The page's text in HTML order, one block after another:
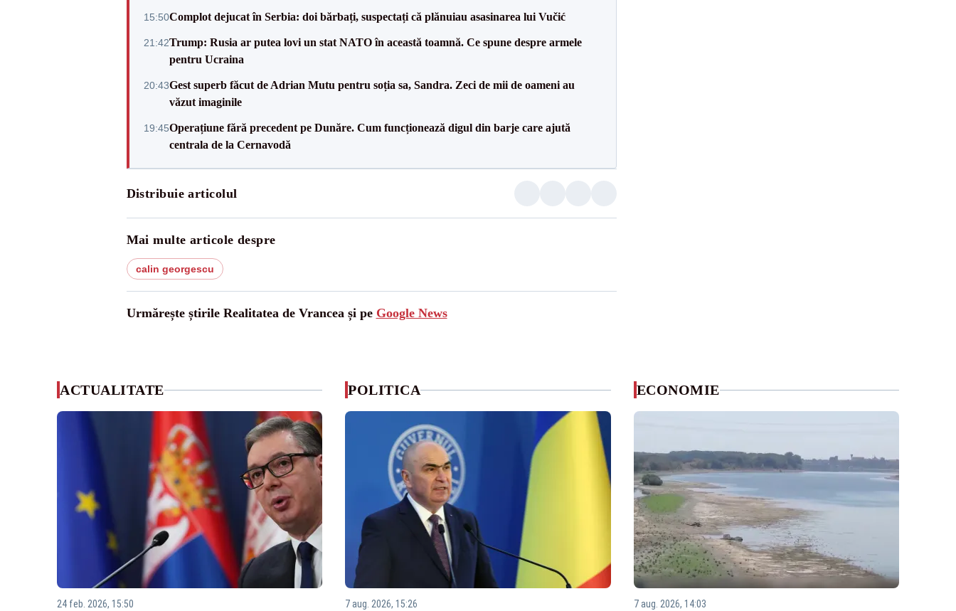
15:50Complot dejucat în Serbia: doi bărbați, suspectați că plănuiau asasinarea lui Vučić
21:42Trump: Rusia ar putea lovi un stat NATO în această toamnă. Ce spune despre armele
pentru Ucraina
20:43Gest superb făcut de Adrian Mutu pentru soția sa, Sandra. Zeci de mii de oameni au
văzut imaginile
19:45Operațiune fără precedent pe Dunăre. Cum funcționează digul din barje care ajută
centrala de la Cernavodă
Distribuie articolul
Mai multe articole despre
calin georgescu
Urmărește știrile Realitatea de Vrancea și pe Google News
ACTUALITATE
24 feb. 2026, 15:50
POLITICA
7 aug. 2026, 15:26
ECONOMIE
7 aug. 2026, 14:03